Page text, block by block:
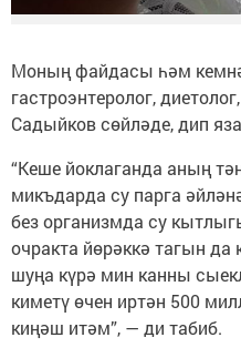
Моның файдасы һәм
гастроэнтеролог,
Садыйков сөйләде, дип
“Кеше йоклаганда аның
микъдарда су парга
без организмда су
очракта йөрәккә тагын да
шуңа күрә мин канны
киметү өчен иртән 500
киңәш итәм”, — ди табиб.